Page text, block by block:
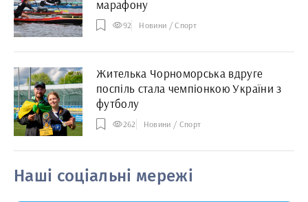
марафону
92 Новини / Спорт
Жителька Чорноморська вдруге
поспіль стала чемпіонкою України з
футболу
262 Новини / Спорт
Наші соціальні мережі